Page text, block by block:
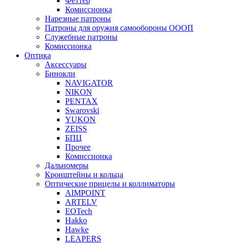
Комиссионка
Нарезные патроны
Патроны для оружия самообороны ОООП
Служебные патроны
Комиссионка
Оптика
Аксессуары
Бинокли
NAVIGATOR
NIKON
PENTAX
Swarovski
YUKON
ZEISS
БПЦ
Прочее
Комиссионка
Дальномеры
Кронштейны и кольца
Оптические прицелы и коллиматоры
AIMPOINT
ARTELV
EOTech
Hakko
Hawke
LEAPERS